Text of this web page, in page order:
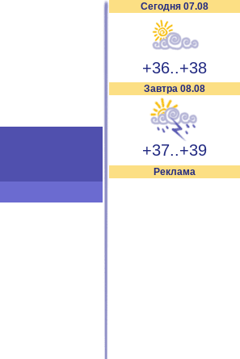
Сегодня 07.08
+36..+38
Завтра 08.08
+37..+39
Реклама